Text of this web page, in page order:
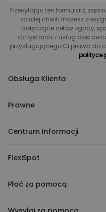
Przesyłając ten formularz,
każdej chwili możesz
dotyczące celów zgody,
korzystania z usług
przysługującego Ci prawa do
polityce
Obsługa Klienta
Prawne
Centrum Informacji
FlexiSpot
Płać za pomocą